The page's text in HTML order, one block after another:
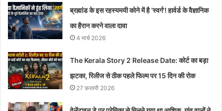
ब्रह्मांड के इस रहस्यमयी कोने में है ‘स्वर्ग’! हार्वर्ड के वैज्ञानिक
का हैरान करने वाला दावा
4 मार्च 2026
The Kerala Story 2 Release Date: कोर्ट का बड़ा
झटका, रिलीज से ठीक पहले फिल्म पर 15 दिन की रोक
27 फ़रवरी 2026